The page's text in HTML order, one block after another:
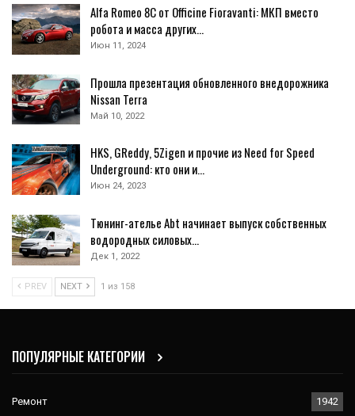
Alfa Romeo 8C от Officine Fioravanti: МКП вместо
робота и масса других…
Июн 11, 2024
Прошла презентация обновленного внедорожника
Nissan Terra
Май 10, 2022
HKS, GReddy, 5Zigen и прочие из Need for Speed
Underground: кто они и…
Июн 24, 2023
Тюнинг-ателье Abt начинает выпуск собственных
водородных силовых…
Дек 1, 2022
PREV NEXT 1 из 158
ПОПУЛЯРНЫЕ КАТЕГОРИИ
Ремонт 1942